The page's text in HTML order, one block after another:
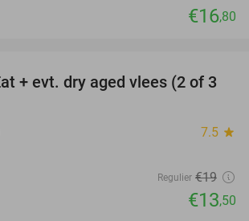
€16,80
29%
+ evt. dry aged vlees (2 of 3
7.5 star
Regulier €19
€13,50